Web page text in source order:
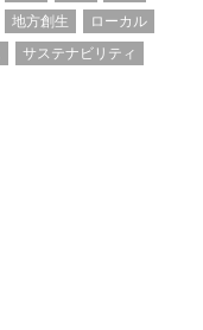
地方創生
ローカル
サステナビリティ